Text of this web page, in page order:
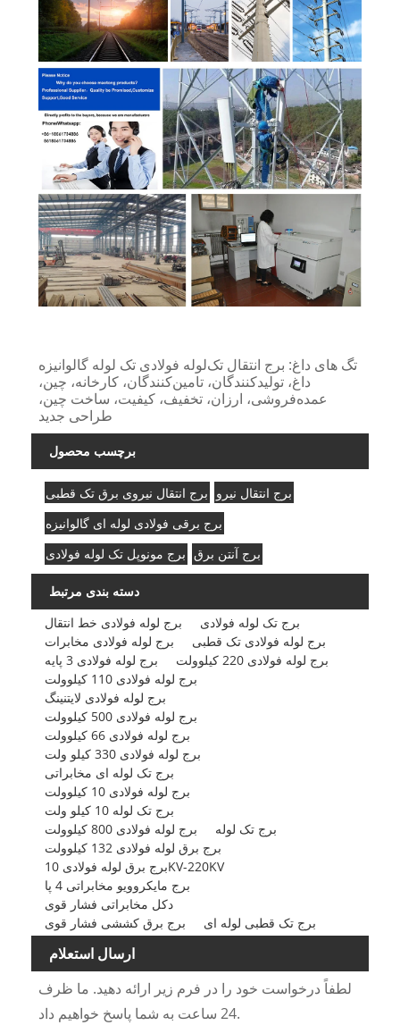
تگ های داغ: برج انتقال تک‌لوله فولادی تک لوله گالوانیزه
داغ، تولیدکنندگان، تامین‌کنندگان، کارخانه، چین،
عمده‌فروشی، ارزان، تخفیف، کیفیت، ساخت چین،
طراحی جدید
برچسب محصول
برج انتقال نیروی برق تک قطبی برج انتقال نیرو
برج برقی فولادی لوله ای گالوانیزه
برج مونوپل تک لوله فولادی برج آنتن برق
دسته بندی مرتبط
برج لوله فولادی خط انتقال
برج تک لوله فولادی
برج لوله فولادی مخابرات
برج لوله فولادی تک قطبی
برج لوله فولادی 3 پایه
برج لوله فولادی 220 کیلوولت
برج لوله فولادی 110 کیلوولت
برج لوله فولادی لایتنینگ
برج لوله فولادی 500 کیلوولت
برج لوله فولادی 66 کیلوولت
برج لوله فولادی 330 کیلو ولت
برج تک لوله ای مخابراتی
برج لوله فولادی 10 کیلوولت
برج تک لوله 10 کیلو ولت
برج لوله فولادی 800 کیلوولت
برج تک لوله
برج برق لوله فولادی 132 کیلوولت
برج برق لوله فولادی 10KV-220KV
برج مایکروویو مخابراتی 4 پا
دکل مخابراتی فشار قوی
برج برق کششی فشار قوی
برج تک قطبی لوله ای
ارسال استعلام
لطفاً درخواست خود را در فرم زیر ارائه دهید. ما ظرف
24 ساعت به شما پاسخ خواهیم داد.